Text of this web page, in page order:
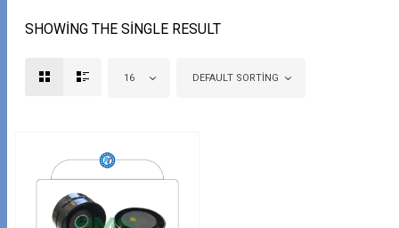
SHOWING THE SINGLE RESULT
16 DEFAULT SORTING